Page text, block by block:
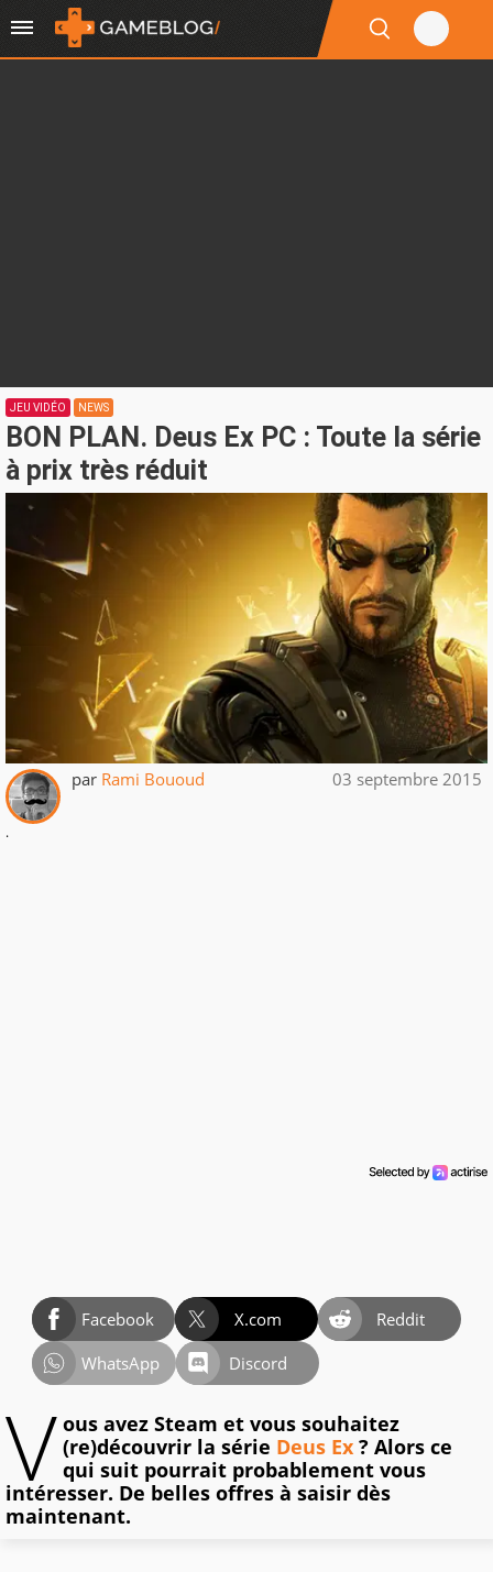
JEU VIDÉO NEWS
BON PLAN. Deus Ex PC : Toute la série
à prix très réduit
par Rami Bououd 03 septembre 2015
.
Facebook X.com
Reddit
WhatsApp
Discord
V ous avez Steam et vous souhaitez
(re)découvrir la série Deus Ex ? Alors ce
qui suit pourrait probablement vous
intéresser. De belles offres à saisir dès
maintenant.